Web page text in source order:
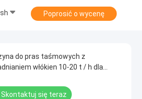
Poprosić o wycenę
do pras taśmowych z
włókien 10-20 t / h dla
Skontaktuj się teraz